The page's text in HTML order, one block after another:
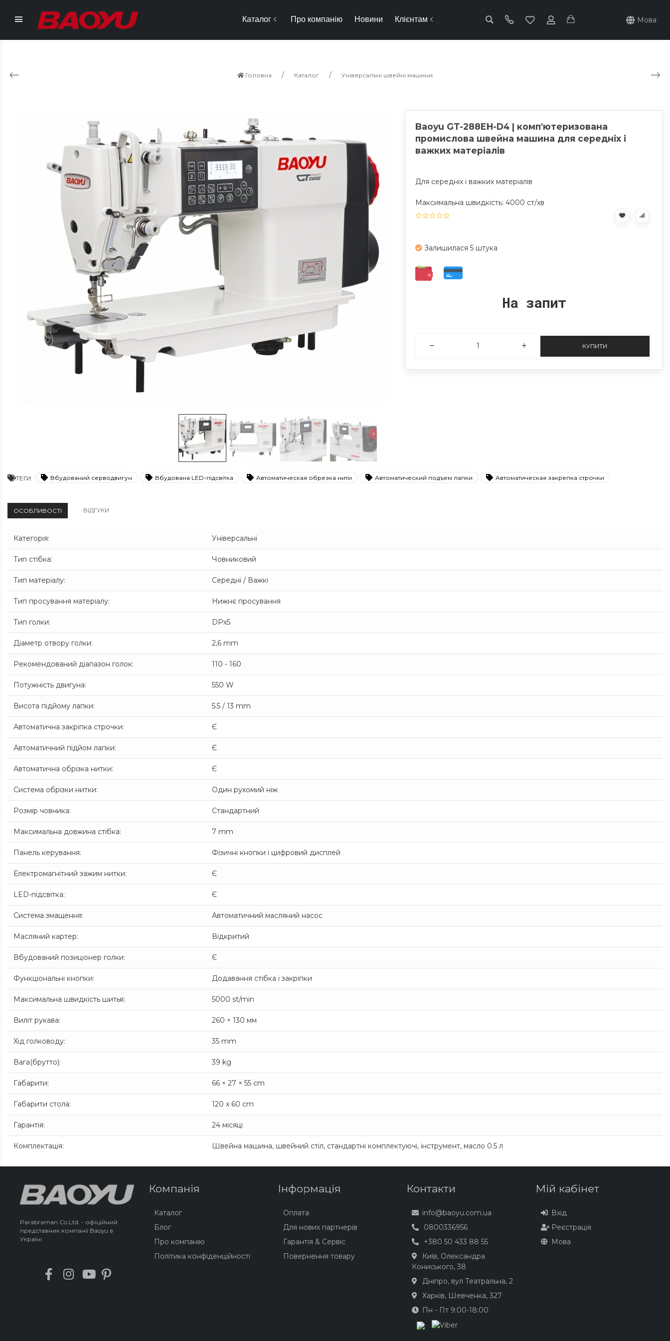
Каталог Про компанію Новини Клієнтам Мова
Головна Каталог Універсальні швейні машини
Baoyu GT-288EH-D4 | комп'ютеризована
промислова швейна машина для середніх і
важких матеріалів
Для середніх і важких матеріалів
Максимальна швидкість: 4000 ст/хв
Залишилася 5 штука
На запит
КУПИТИ
ТЕГИ: Вбудований серводвигун Вбудована LED-підсвітка Автоматическая обрезка нити Автоматический подъем лапки Автоматическая закрепка строчки
ОСОБЛИВОСТІ ВІДГУКИ
Категорія: Універсальні
Тип стібка: Човниковий
Тип матеріалу: Середні / Важкі
Тип просування матеріалу: Нижнє просування
Тип голки: DPx5
Діаметр отвору голки: 2,6 mm
Рекомендований діапазон голок: 110 - 160
Потужність двигуна: 550 W
Висота підйому лапки: 5.5 / 13 mm
Автоматична закріпка строчки: Є
Автоматичний підйом лапки: Є
Автоматична обрізка нитки: Є
Система обрізки нитки: Один рухомий ніж
Розмір човника: Стандартний
Максимальна довжина стібка: 7 mm
Панель керування: Фізичні кнопки і цифровий дисплей
Електромагнітний зажим нитки: Є
LED-підсвітка: Є
Система змащення: Автоматичний масляний насос
Масляний картер: Відкритий
Вбудований позиціонер голки: Є
Функціональні кнопки: Додавання стібка і закріпки
Максимальна швидкість шитья: 5000 st/min
Виліт рукава: 260 × 130 мм
Хід голководу: 35 mm
Вага(брутто): 39 kg
Габарити: 66 × 27 × 55 cm
Габарити стола: 120 x 60 cm
Гарантія: 24 місяці
Комплектація: Швейна машина, швейний стіл, стандартні комплектуючі, інструмент, масло 0.5 л
Parabraman Co.Ltd. - офіційний
представник компанії Baoyu в
Україні
Компанія
Каталог
Блог
Про компанію
Політика конфіденційності
Інформація
Оплата
Для нових партнерів
Гарантія & Сервіс
Повернення товару
Контакти
info@baoyu.com.ua
0800336956
+380 50 433 88 55
Київ, Олександра
Кониського, 38
Дніпро, вул Театральна, 2
Харків, Шевченка, 327
Пн - Пт 9:00-18:00
Мій кабінет
Вхід
Реєстрація
Мова